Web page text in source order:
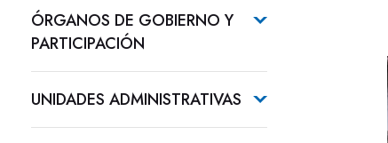
ÓRGANOS DE GOBIERNO Y
PARTICIPACIÓN
UNIDADES ADMINISTRATIVAS